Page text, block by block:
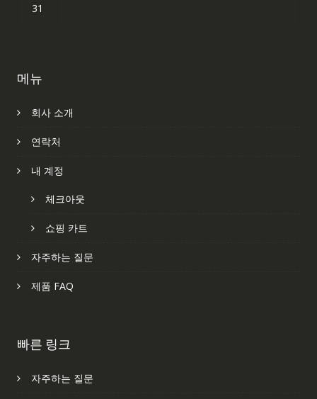
31
메뉴
회사 소개
연락처
내 계정
체크아웃
쇼핑 카트
자주하는 질문
제품 FAQ
빠른 링크
자주하는 질문